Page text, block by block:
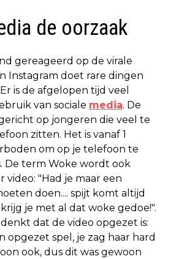
de oorzaak
gereageerd op de virale
Instagram doet rare dingen
is de afgelopen tijd veel
van sociale media. De
op jongeren die veel te
zitten. Het is vanaf 1
om op je telefoon te
De term Woke wordt ook
video: "Had je maar een
doen.... spijt komt altijd
je met al dat woke gedoe!".
dat de video opgezet is:
opgezet spel, je zag haar hard
ook, dus dit was gewoon